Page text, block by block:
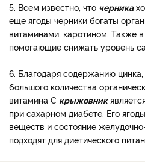
5. Всем известно, что черника
еще ягоды черники богаты
витаминами, каротином. Также
помогающие снижать уровень
6. Благодаря содержанию цинка,
большого количества
витамина С крыжовник
при сахарном диабете. Его
веществ и состояние
подходят для диетического